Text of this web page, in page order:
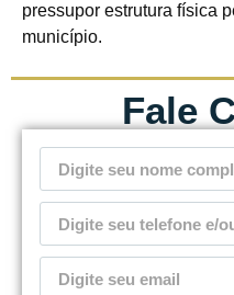
pressupor estrutura física
município.
Fale